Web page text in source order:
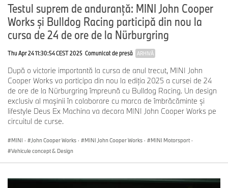
Testul suprem de anduranţă: MINI John Cooper
Works şi Bulldog Racing participă din nou la
cursa de 24 de ore de la Nürburgring
Thu Apr 24 11:30:54 CEST 2025 Comunicat de presă ARHIVĂ
După o victorie importantă la cursa de anul trecut, MINI John
Cooper Works va participa din nou la ediţia 2025 a cursei de 24
de ore de la Nürburgring împreună cu Bulldog Racing. Un design
exclusiv al maşinii în colaborare cu marca de îmbrăcăminte şi
lifestyle Deus Ex Machina va decora MINI John Cooper Works pe
circuitul de curse.
MINI · John Cooper Works · MINI John Cooper Works · MINI Motorsport ·
Vehicule concept & Design